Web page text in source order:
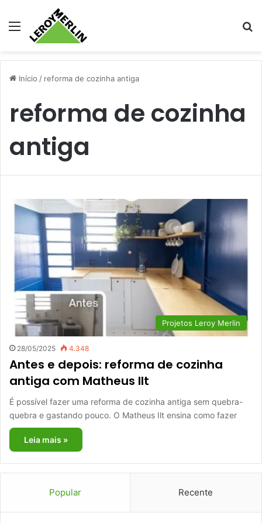
Menu
Início / reforma de cozinha antiga
reforma de cozinha
antiga
Projetos Leroy Merlin
28/05/2025 4.348
Antes e depois: reforma de cozinha
antiga com Matheus Ilt
É possível fazer uma reforma de cozinha antiga sem quebra-
quebra e gastando pouco. O Matheus Ilt ensina como fazer
Leia mais »
Popular Recente